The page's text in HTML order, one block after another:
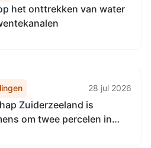
het onttrekken van water
28 jul 2026
Zuiderzeeland is
om twee percelen in